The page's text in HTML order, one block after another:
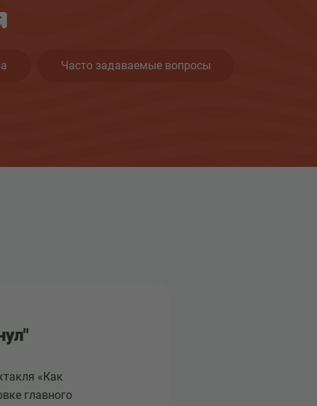
Часто задаваемые вопросы
«Как
главного